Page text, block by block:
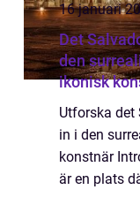
16 januari
Det
den
ikonisk
Utforska det
in i den
konstnär
är en plats